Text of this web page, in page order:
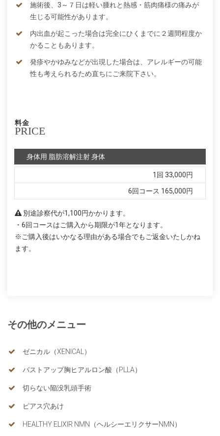
施術後、3～７日は軽い腫れと熱感・筋肉痛様の痛みが
生じる可能性があります。
内出血が起こった場合は完全にひくまでに２週間程度か
かることもあります。
発疹やかゆみなどが出現した場合は、アレルギーの可能
性も考えられるため直ちにご来院下さい。
料金
PRICE
身体用 脂肪溶解注射 身体
1回 33,000円
6回コース 165,000円
別途診察代が1,100円かかります。
・6回コースはご購入から期限が1年となります。
※ご購入後はいかなる理由がある場合でもご返金いたしかね
ます。
その他のメニュー
ゼニカル（XENICAL）
バストアップ胸ヒアルロン酸（PLLA）
切らない陥没乳頭手術
ピアス穴あけ
HEALTHY ELIXIR NMN（ヘルシーエリクサーNMN）